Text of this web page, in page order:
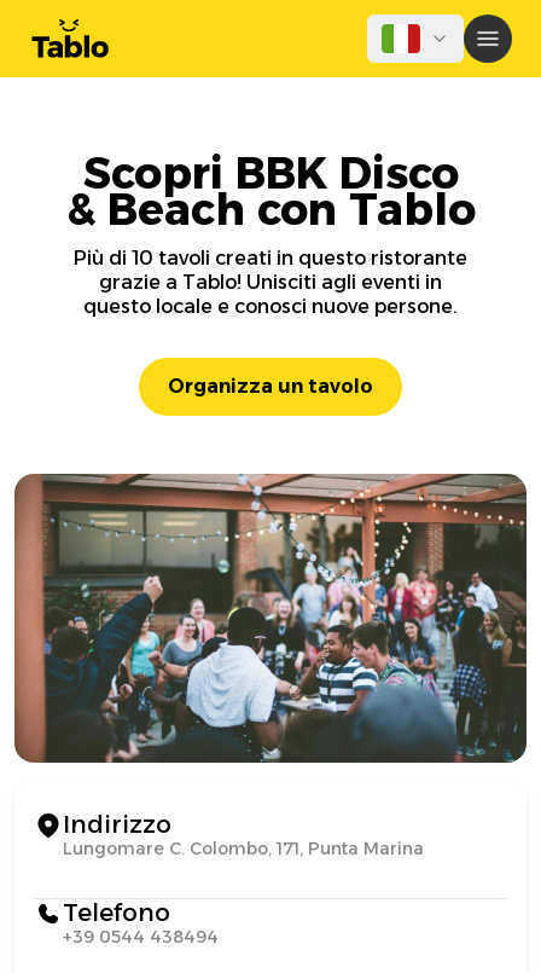
Scopri BBK Disco
& Beach con Tablo
Più di 10 tavoli creati in questo ristorante
grazie a Tablo! Unisciti agli eventi in
questo locale e conosci nuove persone.
Organizza un tavolo
Indirizzo
Lungomare C. Colombo, 171, Punta Marina
Telefono
+39 0544 438494